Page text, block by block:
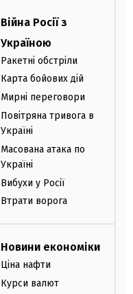
Війна Росії з
Україною
Ракетні обстріли
Карта бойових дій
Мирні переговори
Повітряна тривога в
Україні
Масована атака по
Україні
Вибухи у Росії
Втрати ворога
Новини економіки
Ціна нафти
Курси валют